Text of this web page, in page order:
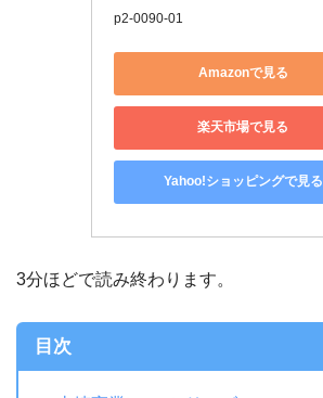
p2-0090-01
Amazonで見る
楽天市場で見る
Yahoo!ショッピングで見る
3分ほどで読み終わります。
目次